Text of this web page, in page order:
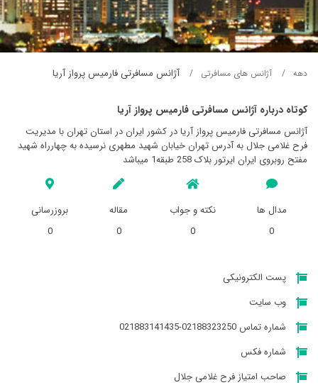
دهه آژانس های مسافرتی آژانس مسافرتی فارميس پرواز آريا
کوتاه درباره آژانس مسافرتی فارميس پرواز آريا
آژانس مسافرتی فارميس پرواز آريا در کشور ایران در استان تهران با مدیریت
فرح غلامی جلال به آدرس تهران خیابان شهید مطهری نرسیده به چهارراه شهید
مفتح روبروی ایران ایرتور بلاک 258 طبقه1 میباشد
مدال ها
0
نکته و جواب
0
مقاله
0
بروزرسانی
0
پست الکترونیکی
وب سایت
شماره تماس 02188323250-021883141435
شماره فکس
صاحب امتیاز فرح غلامی جلال